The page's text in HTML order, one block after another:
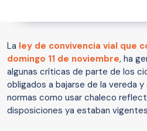
La ley de convivencia vial que
domingo 11 de noviembre, ha
algunas críticas de parte de los
obligados a bajarse de la vereda
normas como usar chaleco
disposiciones ya estaban